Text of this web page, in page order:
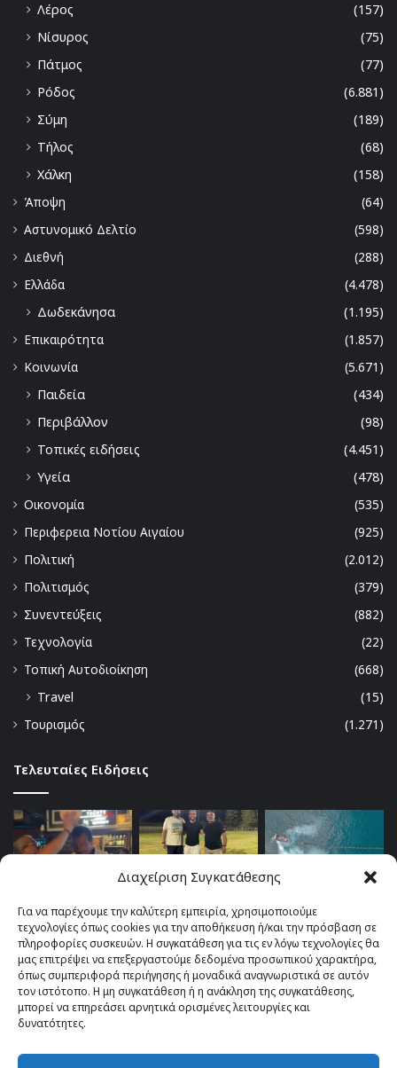
Διαχείριση Συγκατάθεσης
Για να παρέχουμε την καλύτερη εμπειρία, χρησιμοποιούμε
τεχνολογίες όπως cookies για την αποθήκευση ή/και την πρόσβαση σε
πληροφορίες συσκευών. Η συγκατάθεση για τις εν λόγω τεχνολογίες θα
μας επιτρέψει να επεξεργαστούμε δεδομένα προσωπικού χαρακτήρα,
όπως συμπεριφορά περιήγησης ή μοναδικά αναγνωριστικά σε αυτόν
τον ιστότοπο. Η μη συγκατάθεση ή η ανάκληση της συγκατάθεσης,
μπορεί να επηρεάσει αρνητικά ορισμένες λειτουργίες και
δυνατότητες.
Λέρος
(157)
Νίσυρος
(75)
Πάτμος
(77)
Ρόδος
(6.881)
Σύμη
(189)
Τήλος
(68)
Χάλκη
(158)
Άποψη
(64)
Αστυνομικό Δελτίο
(598)
Διεθνή
(288)
Ελλάδα
(4.478)
Δωδεκάνησα
(1.195)
Επικαιρότητα
(1.857)
Κοινωνία
(5.671)
Παιδεία
(434)
Περιβάλλον
(98)
Τοπικές ειδήσεις
(4.451)
Υγεία
(478)
Οικονομία
(535)
Περιφερεια Νοτίου Αιγαίου
(925)
Πολιτική
(2.012)
Πολιτισμός
(379)
Συνεντεύξεις
(882)
Τεχνολογία
(22)
Τοπική Αυτοδιοίκηση
(668)
Travel
(15)
Τουρισμός
(1.271)
Τελευταίες Ειδήσεις